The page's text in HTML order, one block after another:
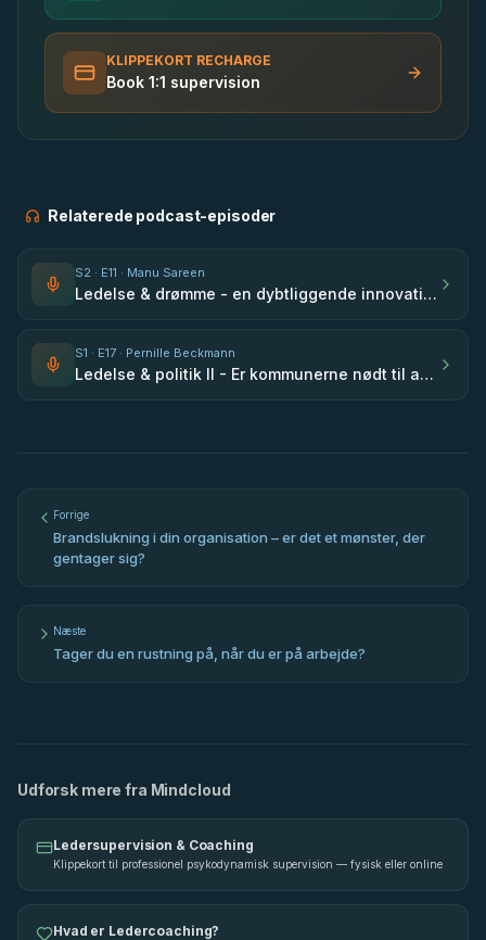
KLIPPEKORT RECHARGE
Book 1:1 supervision
Relaterede podcast-episoder
S2 · E11 · Manu Sareen
Ledelse & drømme - en dybtliggende innovativ forandring starter med drømme - med Manu Sareen
S1 · E17 · Pernille Beckmann
Ledelse & politik II - Er kommunerne nødt til at bruge frivilligheden mere? - med Pernille Beckmann
Forrige
Brandslukning i din organisation – er det et mønster, der
gentager sig?
Næste
Tager du en rustning på, når du er på arbejde?
Udforsk mere fra Mindcloud
Ledersupervision & Coaching
Klippekort til professionel psykodynamisk supervision — fysisk eller online
Hvad er Ledercoaching?